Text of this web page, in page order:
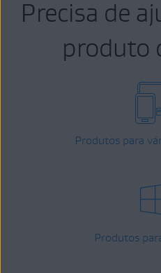
Precisa de
produto
Produtos para
Produtos